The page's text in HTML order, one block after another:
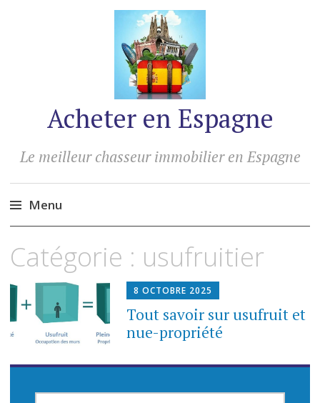
Acheter en Espagne
Le meilleur chasseur immobilier en Espagne
Menu
au
Catégorie : usufruitier
8 OCTOBRE 2025
Tout savoir sur usufruit et
nue-propriété